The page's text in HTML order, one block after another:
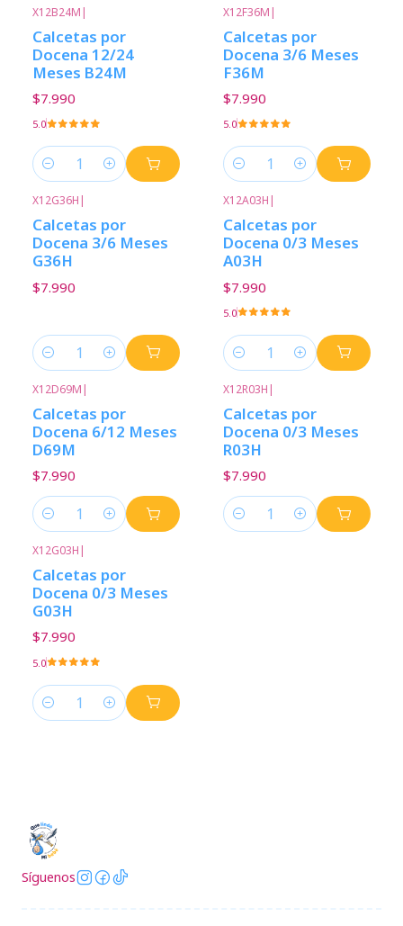
X12B24M |
Calcetas por
Docena 12/24
Meses B24M
$7.990
5.0
Cantidad
X12F36M |
Calcetas por
Docena 3/6 Meses
F36M
$7.990
5.0
Cantidad
X12G36H |
Calcetas por
Docena 3/6 Meses
G36H
$7.990
Cantidad
X12A03H |
Calcetas por
Docena 0/3 Meses
A03H
$7.990
5.0
Cantidad
X12D69M |
Calcetas por
Docena 6/12 Meses
D69M
$7.990
Cantidad
X12R03H |
Calcetas por
Docena 0/3 Meses
R03H
$7.990
Cantidad
X12G03H |
Calcetas por
Docena 0/3 Meses
G03H
$7.990
5.0
Cantidad
Síguenos